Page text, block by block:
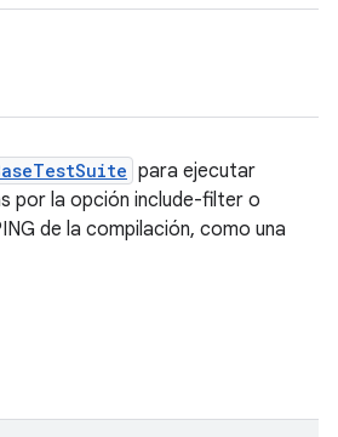
para ejecutar
por la opción include-filter o
de la compilación, como una